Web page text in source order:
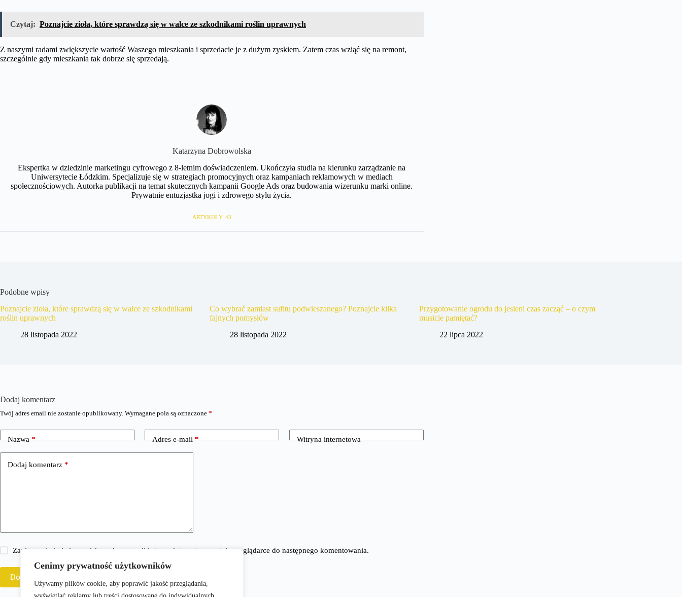
Cenimy prywatność użytkowników
Używamy plików cookie, aby poprawić jakość przeglądania,
Czytaj: Poznajcie zioła, które sprawdzą się w walce ze szkodnikami roślin uprawnych
Z naszymi radami zwiększycie wartość Waszego mieszkania i sprzedacie je z dużym zyskiem. Zatem czas wziąć się na remont,
szczególnie gdy mieszkania tak dobrze się sprzedają.
Katarzyna Dobrowolska
Ekspertka w dziedzinie marketingu cyfrowego z 8-letnim doświadczeniem. Ukończyła studia na kierunku zarządzanie na
Uniwersytecie Łódzkim. Specjalizuje się w strategiach promocyjnych oraz kampaniach reklamowych w mediach
społecznościowych. Autorka publikacji na temat skutecznych kampanii Google Ads oraz budowania wizerunku marki online.
Prywatnie entuzjastka jogi i zdrowego stylu życia.
ARTYKUŁY: 43
Podobne wpisy
Poznajcie zioła, które sprawdzą się w walce ze szkodnikami
roślin uprawnych
28 listopada 2022
Co wybrać zamiast sufitu podwieszanego? Poznajcie kilka
fajnych pomysłów
28 listopada 2022
Przygotowanie ogrodu do jesieni czas zacząć – o czym
musicie pamiętać?
22 lipca 2022
Dodaj komentarz
Twój adres email nie zostanie opublikowany. Wymagane pola są oznaczone *
Nazwa* Adres e-mail* Witryna internetowa
Dodaj komentarz *
Zapisz moje imię i nazwisko, adres e-mail i stronę internetową w tej przeglądarce do następnego komentowania.
Dodaj komentarz